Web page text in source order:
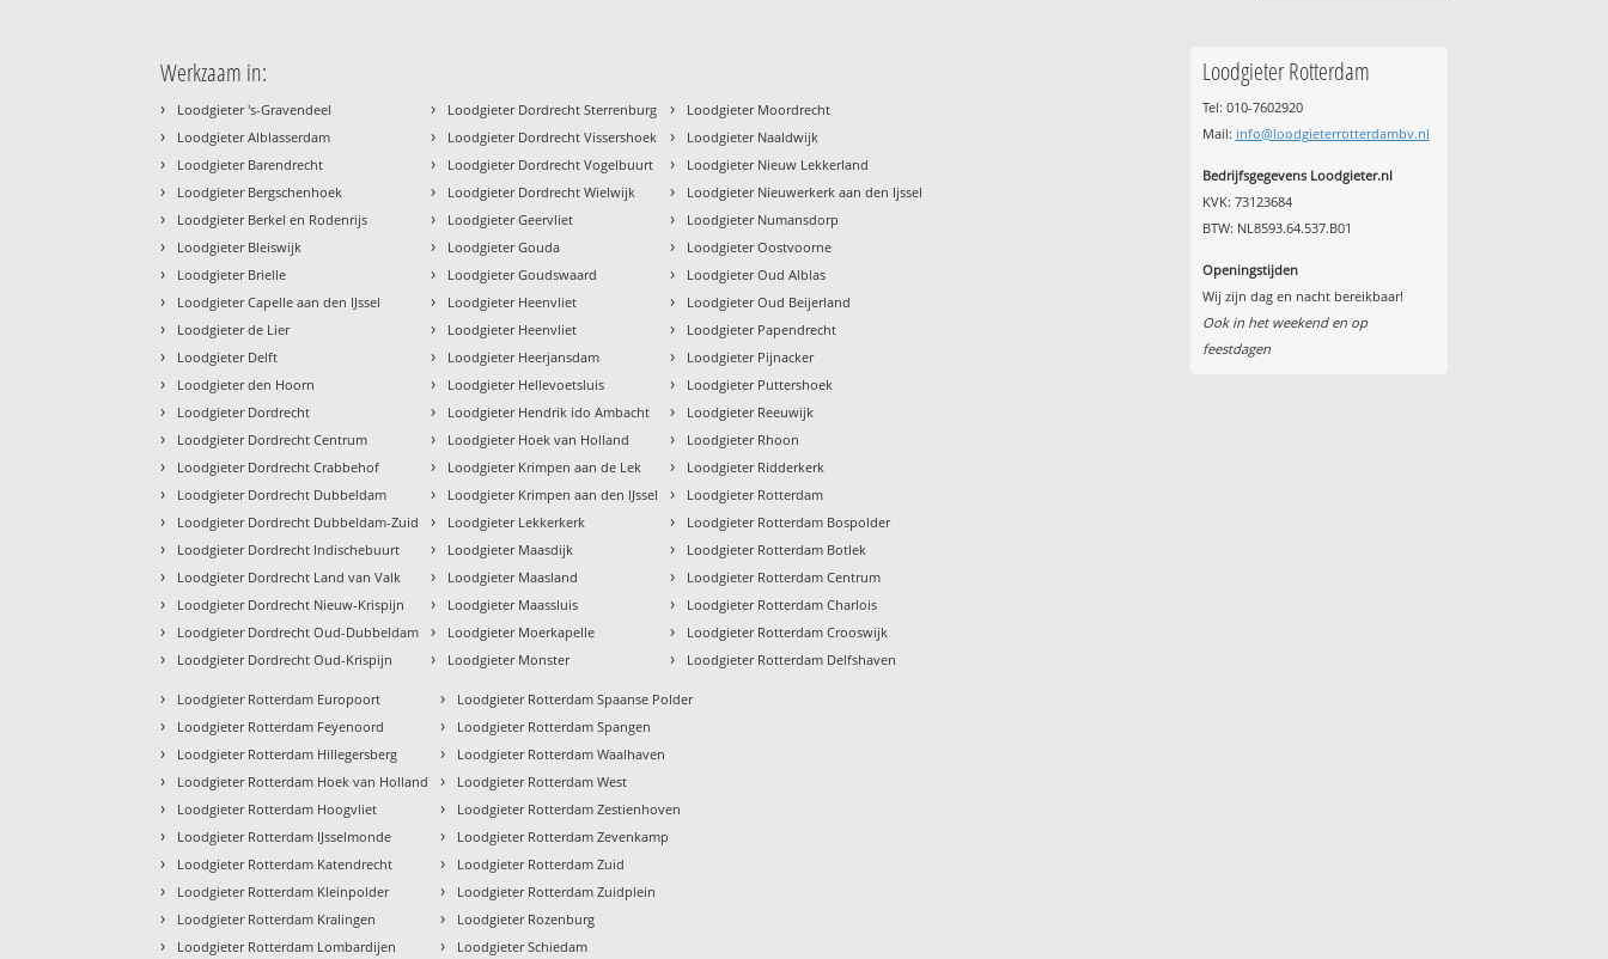
Werkzaam in:
› Loodgieter 's-Gravendeel
› Loodgieter Alblasserdam
› Loodgieter Barendrecht
› Loodgieter Bergschenhoek
› Loodgieter Berkel en Rodenrijs
› Loodgieter Bleiswijk
› Loodgieter Brielle
› Loodgieter Capelle aan den IJssel
› Loodgieter de Lier
› Loodgieter Delft
› Loodgieter den Hoorn
› Loodgieter Dordrecht
› Loodgieter Dordrecht Centrum
› Loodgieter Dordrecht Crabbehof
› Loodgieter Dordrecht Dubbeldam
› Loodgieter Dordrecht Dubbeldam-Zuid
› Loodgieter Dordrecht Indischebuurt
› Loodgieter Dordrecht Land van Valk
› Loodgieter Dordrecht Nieuw-Krispijn
› Loodgieter Dordrecht Oud-Dubbeldam
› Loodgieter Dordrecht Oud-Krispijn
› Loodgieter Dordrecht Sterrenburg
› Loodgieter Dordrecht Vissershoek
› Loodgieter Dordrecht Vogelbuurt
› Loodgieter Dordrecht Wielwijk
› Loodgieter Geervliet
› Loodgieter Gouda
› Loodgieter Goudswaard
› Loodgieter Heenvliet
› Loodgieter Heenvliet
› Loodgieter Heerjansdam
› Loodgieter Hellevoetsluis
› Loodgieter Hendrik ido Ambacht
› Loodgieter Hoek van Holland
› Loodgieter Krimpen aan de Lek
› Loodgieter Krimpen aan den IJssel
› Loodgieter Lekkerkerk
› Loodgieter Maasdijk
› Loodgieter Maasland
› Loodgieter Maassluis
› Loodgieter Moerkapelle
› Loodgieter Monster
› Loodgieter Moordrecht
› Loodgieter Naaldwijk
› Loodgieter Nieuw Lekkerland
› Loodgieter Nieuwerkerk aan den Ijssel
› Loodgieter Numansdorp
› Loodgieter Oostvoorne
› Loodgieter Oud Alblas
› Loodgieter Oud Beijerland
› Loodgieter Papendrecht
› Loodgieter Pijnacker
› Loodgieter Puttershoek
› Loodgieter Reeuwijk
› Loodgieter Rhoon
› Loodgieter Ridderkerk
› Loodgieter Rotterdam
› Loodgieter Rotterdam Bospolder
› Loodgieter Rotterdam Botlek
› Loodgieter Rotterdam Centrum
› Loodgieter Rotterdam Charlois
› Loodgieter Rotterdam Crooswijk
› Loodgieter Rotterdam Delfshaven
› Loodgieter Rotterdam Europoort
› Loodgieter Rotterdam Feyenoord
› Loodgieter Rotterdam Hillegersberg
› Loodgieter Rotterdam Hoek van Holland
› Loodgieter Rotterdam Hoogvliet
› Loodgieter Rotterdam IJsselmonde
› Loodgieter Rotterdam Katendrecht
› Loodgieter Rotterdam Kleinpolder
› Loodgieter Rotterdam Kralingen
› Loodgieter Rotterdam Lombardijen
› Loodgieter Rotterdam Spaanse Polder
› Loodgieter Rotterdam Spangen
› Loodgieter Rotterdam Waalhaven
› Loodgieter Rotterdam West
› Loodgieter Rotterdam Zestienhoven
› Loodgieter Rotterdam Zevenkamp
› Loodgieter Rotterdam Zuid
› Loodgieter Rotterdam Zuidplein
› Loodgieter Rozenburg
› Loodgieter Schiedam
Loodgieter Rotterdam
Tel: 010-7602920
Mail: info@loodgieterrotterdambv.nl
Bedrijfsgegevens Loodgieter.nl
KVK: 73123684
BTW: NL8593.64.537.B01
Openingstijden
Wij zijn dag en nacht bereikbaar!
Ook in het weekend en op
feestdagen